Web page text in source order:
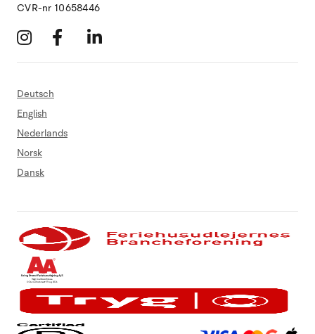
CVR-nr 10658446
Deutsch
English
Nederlands
Norsk
Dansk